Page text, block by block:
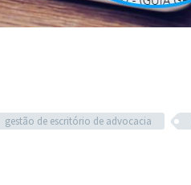
gestão de escritório de advocacia